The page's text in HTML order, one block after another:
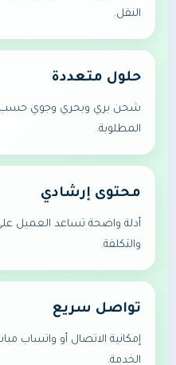
النقل.
حلول متعددة
شحن بري وبحري وجوي حسب
المطلوبة.
محتوى إرشادي
أدلة واضحة تساعد العميل
والتكلفة.
تواصل سريع
إمكانية الاتصال أو واتساب
الخدمة.